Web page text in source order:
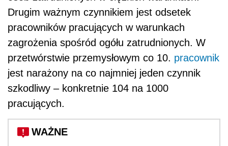
Drugim ważnym czynnikiem jest odsetek
pracowników pracujących w warunkach
zagrożenia spośród ogółu zatrudnionych. W
przetwórstwie przemysłowym co 10. pracownik
jest narażony na co najmniej jeden czynnik
szkodliwy – konkretnie 104 na 1000
pracujących.
WAŻNE